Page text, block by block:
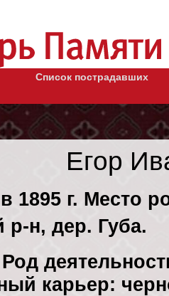
Список пострадавших
Егор
1895 г. Место
р-н, дер. Губа.
карьер: